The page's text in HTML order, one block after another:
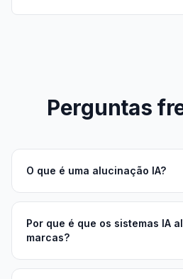
Perguntas
O que é uma alucinação IA?
Por que é que os sistemas IA
marcas?